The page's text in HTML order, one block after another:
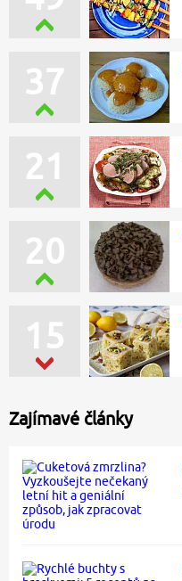
37
21
20
15
Zajímavé články